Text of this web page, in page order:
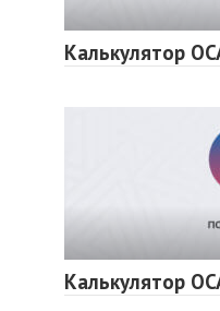
Калькулятор
Калькулятор